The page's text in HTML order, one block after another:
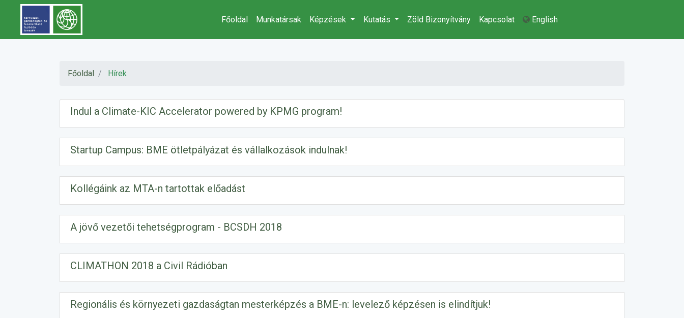
Főoldal Munkatársak Képzések Kutatás Zöld Bizonyítvány Kapcsolat English
Főoldal Hírek
Indul a Climate-KIC Accelerator powered by KPMG program!
Startup Campus: BME ötletpályázat és vállalkozások indulnak!
Kollégáink az MTA-n tartottak előadást
A jövő vezetői tehetségprogram - BCSDH 2018
CLIMATHON 2018 a Civil Rádióban
Regionális és környezeti gazdaságtan mesterképzés a BME-n: levelező képzésen is elindítjuk!